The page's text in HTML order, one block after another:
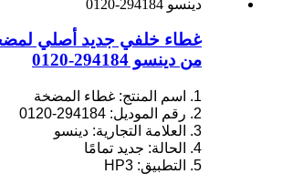
غطاء خلفي جديد أصلي
من دينسو 294184-0120
1. اسم المنتج: غطاء المضخة
2. رقم الموديل: 294184-0120
3. العلامة التجارية: دينسو
4. الحالة: جديد تمامًا
5. التطبيق: HP3